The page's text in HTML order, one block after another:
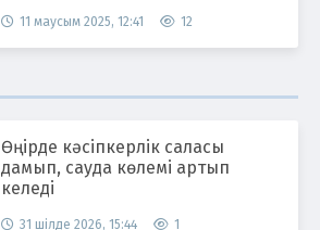
11 маусым 2025, 12:41 12
Өңірде кәсіпкерлік саласы
дамып, сауда көлемі артып
келеді
31 шілде 2026, 15:44 1